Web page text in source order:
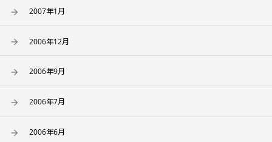
2007年1月
2006年12月
2006年9月
2006年7月
2006年6月